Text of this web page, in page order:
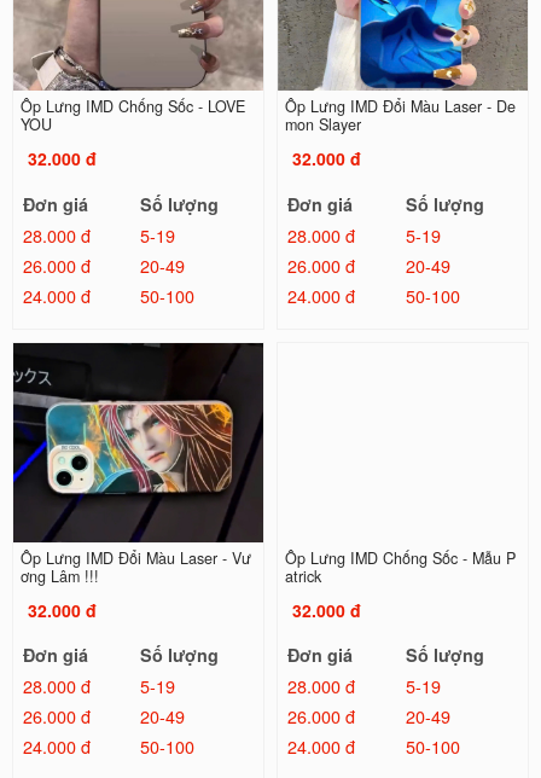
Ốp Lưng IMD Chống Sốc - LOVE
YOU
32.000 đ
Đơn giá
Số lượng
28.000 đ
5-19
26.000 đ
20-49
24.000 đ
50-100
Ốp Lưng IMD Đổi Màu Laser - De
mon Slayer
32.000 đ
Đơn giá
Số lượng
28.000 đ
5-19
26.000 đ
20-49
24.000 đ
50-100
Ốp Lưng IMD Đổi Màu Laser - Vư
ơng Lâm !!!
32.000 đ
Đơn giá
Số lượng
28.000 đ
5-19
26.000 đ
20-49
24.000 đ
50-100
Ốp Lưng IMD Chống Sốc - Mẫu P
atrick
32.000 đ
Đơn giá
Số lượng
28.000 đ
5-19
26.000 đ
20-49
24.000 đ
50-100